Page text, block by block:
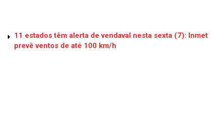
11 estados têm alerta de vendaval nesta sexta (7): Inmet
prevê ventos de até 100 km/h